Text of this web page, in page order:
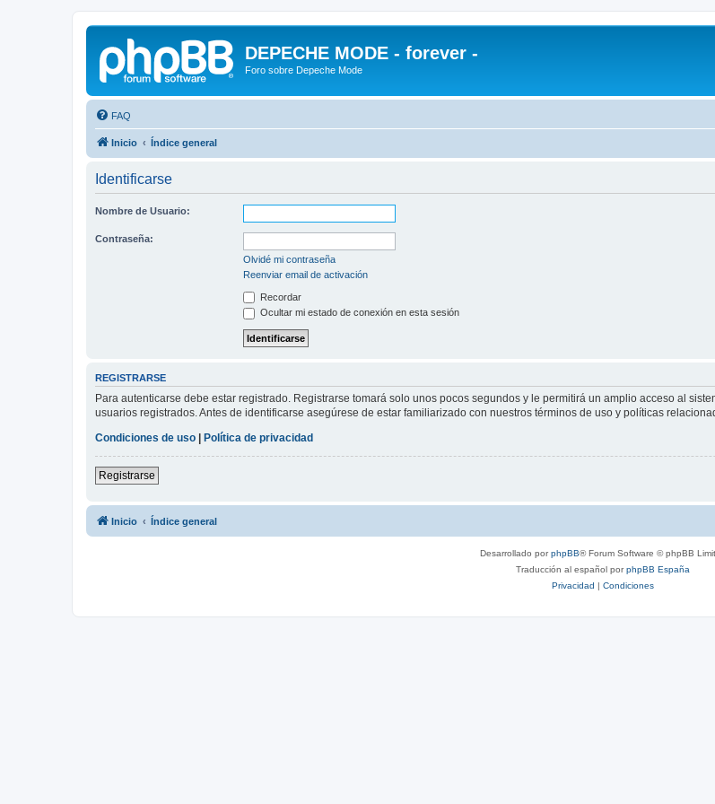
DEPECHE MODE - forever -
Foro sobre Depeche Mode
FAQ
Inicio Índice general
Identificarse
Nombre de Usuario:
Contraseña:
Olvidé mi contraseña
Reenviar email de activación
Recordar
Ocultar mi estado de conexión en esta sesión
REGISTRARSE
Para autenticarse debe estar registrado. Registrarse tomará solo unos pocos segundos y le permitirá un amplio acceso al
usuarios registrados. Antes de identificarse asegúrese de estar familiarizado con nuestros términos de uso y políticas
Condiciones de uso
Política de privacidad
Registrarse
Inicio Índice general
Desarrollado porphpBB® Forum Software © phpBB
Traducción al español porphpBB España
Privacidad | Condiciones